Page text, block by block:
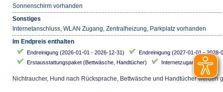
Sonnenschirm vorhanden
Sonstiges
Internetanschluss, WLAN Zugang, Zentralheizung, Parkplatz vorhanden
Im Endpreis enthalten
Endreinigung (2026-01-01 - 2026-12-31)
Endreinigung (2027-01-01 - 2028-
Erstausstattungspaket (Bettwäsche, Handtücher)
Internetzugang (WLAN)
Nichtraucher, Hund nach Rücksprache, Bettwäsche und Handtücher werden